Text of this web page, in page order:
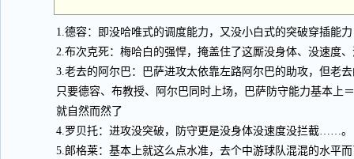
1.德容：即没哈唯式的调度能力，又没小白式的突破穿插能
2.布次克死：梅哈白的强悍，掩盖住了这厮没身体、没速度
3.老去的阿尔巴：巴萨进攻太依靠左路阿尔巴的助攻，但老
只要德容、布教授、阿尔巴同时上场，巴萨防守能力基本上
就自然而然了
4.罗贝托：进攻没突破，防守更是没身体没速度没拦截……。
5.郞格莱：基本上就这么点水准，去个中游球队混混的水平